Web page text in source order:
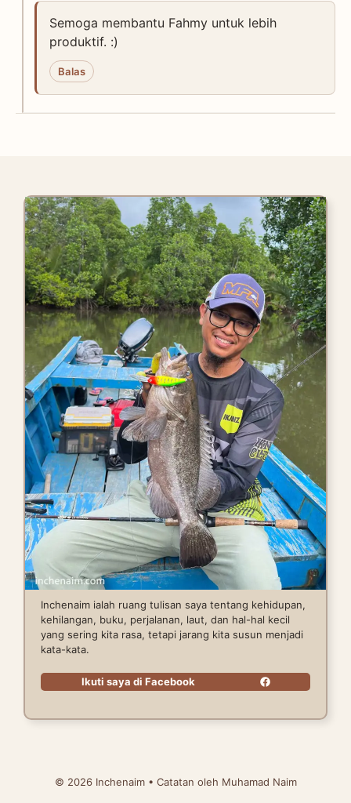
Semoga membantu Fahmy untuk lebih
produktif. :)
Balas
Inchenaim ialah ruang tulisan saya tentang kehidupan,
kehilangan, buku, perjalanan, laut, dan hal-hal kecil
yang sering kita rasa, tetapi jarang kita susun menjadi
kata-kata.
Ikuti saya di Facebook
© 2026 Inchenaim • Catatan oleh Muhamad Naim